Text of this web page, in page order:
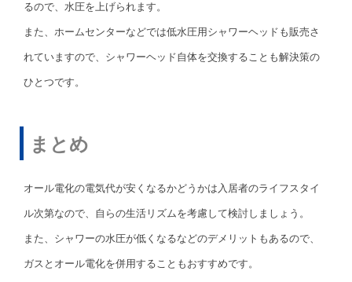
るので、水圧を上げられます。
また、ホームセンターなどでは低水圧用シャワーヘッドも販売さ
れていますので、シャワーヘッド自体を交換することも解決策の
ひとつです。
まとめ
オール電化の電気代が安くなるかどうかは入居者のライフスタイ
ル次第なので、自らの生活リズムを考慮して検討しましょう。
また、シャワーの水圧が低くなるなどのデメリットもあるので、
ガスとオール電化を併用することもおすすめです。